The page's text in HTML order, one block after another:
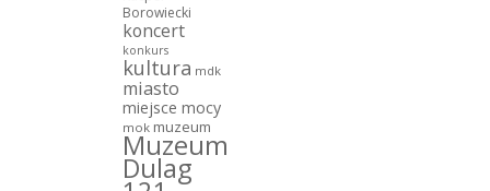
Borowiecki
koncert
konkurs
kultura mdk
miasto
miejsce mocy
mok muzeum
Muzeum
Dulag